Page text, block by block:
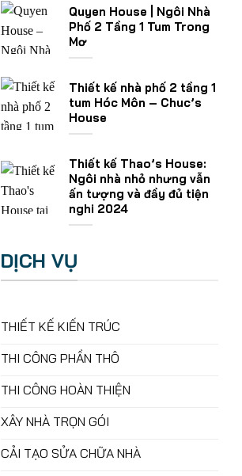
Quyen House | Ngôi Nhà
Phố 2 Tầng 1 Tum Trong
Mơ
Thiết kế nhà phố 2 tầng 1
tum Hóc Môn – Chuc’s
House
Thiết kế Thao’s House:
Ngôi nhà nhỏ nhưng vẫn
ấn tượng và đầy đủ tiện
nghi 2024
DỊCH VỤ
THIẾT KẾ KIẾN TRÚC
THI CÔNG PHẦN THÔ
THI CÔNG HOÀN THIỆN
XÂY NHÀ TRỌN GÓI
CẢI TẠO SỬA CHỮA NHÀ